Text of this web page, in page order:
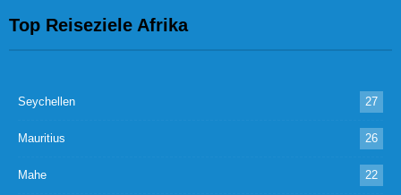
Top Reiseziele Afrika
Seychellen 27
Mauritius 26
Mahe 22